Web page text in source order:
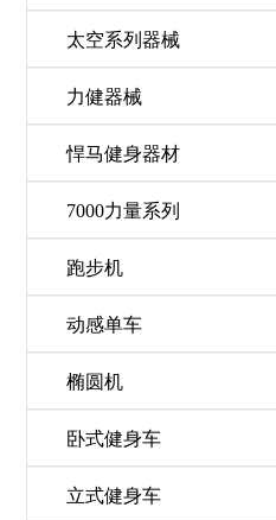
太空系列器械
力健器械
悍马健身器材
7000力量系列
跑步机
动感单车
椭圆机
卧式健身车
立式健身车